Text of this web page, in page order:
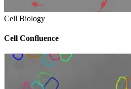
Cell Biology
Cell Confluence